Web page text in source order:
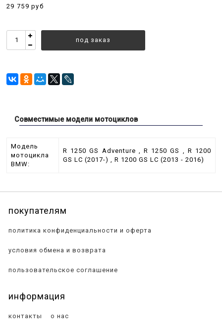
29 759 руб
под заказ
Совместимые модели мотоциклов
Модель
мотоцикла
BMW:
R 1250 GS Adventure , R 1250 GS , R 1200
GS LC (2017-) , R 1200 GS LC (2013 - 2016)
покупателям
политика конфиденциальности и оферта
условия обмена и возврата
пользовательское соглашение
информация
контакты о нас